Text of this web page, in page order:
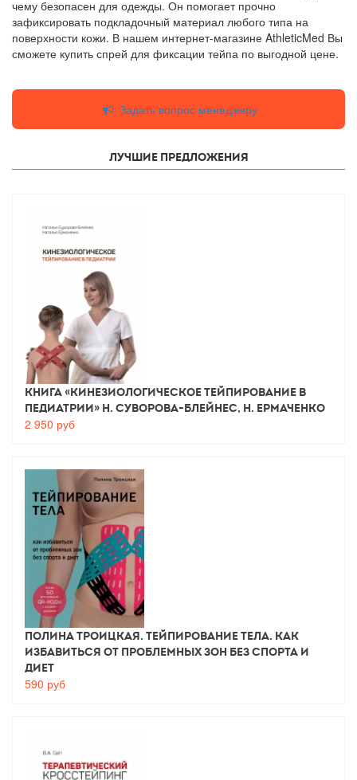
чему безопасен для одежды. Он помогает прочно
зафиксировать подкладочный материал любого типа на
поверхности кожи. В нашем интернет-магазине AthleticMed Вы
сможете купить спрей для фиксации тейпа по выгодной цене.
Задать вопрос менеджеру
Лучшие предложения
Книга «Кинезиологическое тейпирование в
педиатрии» Н. Суворова-Блейнес, Н. Ермаченко
2 950 руб
Полина Троицкая. Тейпирование тела. Как
избавиться от проблемных зон без спорта и
диет
590 руб